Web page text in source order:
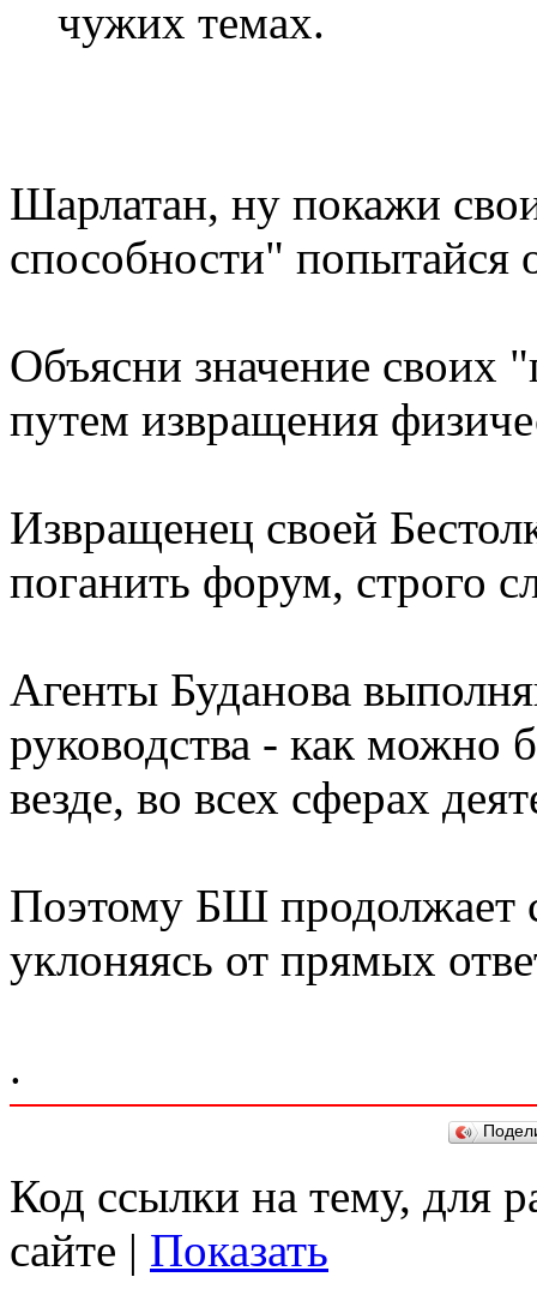
чужих темах.
Шарлатан, ну покажи
способности" попытайся
Объясни значение своих
путем извращения
Извращенец своей
поганить форум, строго
Агенты Буданова
руководства - как можно
везде, во всех сферах
Поэтому БШ продолжает
уклоняясь от прямых
.
Код ссылки на тему, для
сайте | Показать